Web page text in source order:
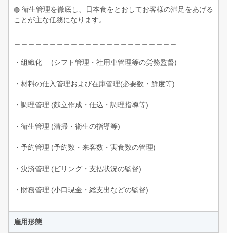
◍ 衛生管理を徹底し、日本食をとおしてお客様の満足をあげる
ことが主な任務になります。
・組織化 (シフト管理・社用車管理等の労務監督)
・材料の仕入管理および在庫管理(必要数・鮮度等)
・調理管理 (献立作成・仕込・調理指導等)
・衛生管理 (清掃・衛生の指導等)
・予約管理 (予約数・来客数・実食数の管理)
・決済管理 (ビリング・支払状況の監督)
・財務管理 (小口現金・総支出などの監督)
雇用形態